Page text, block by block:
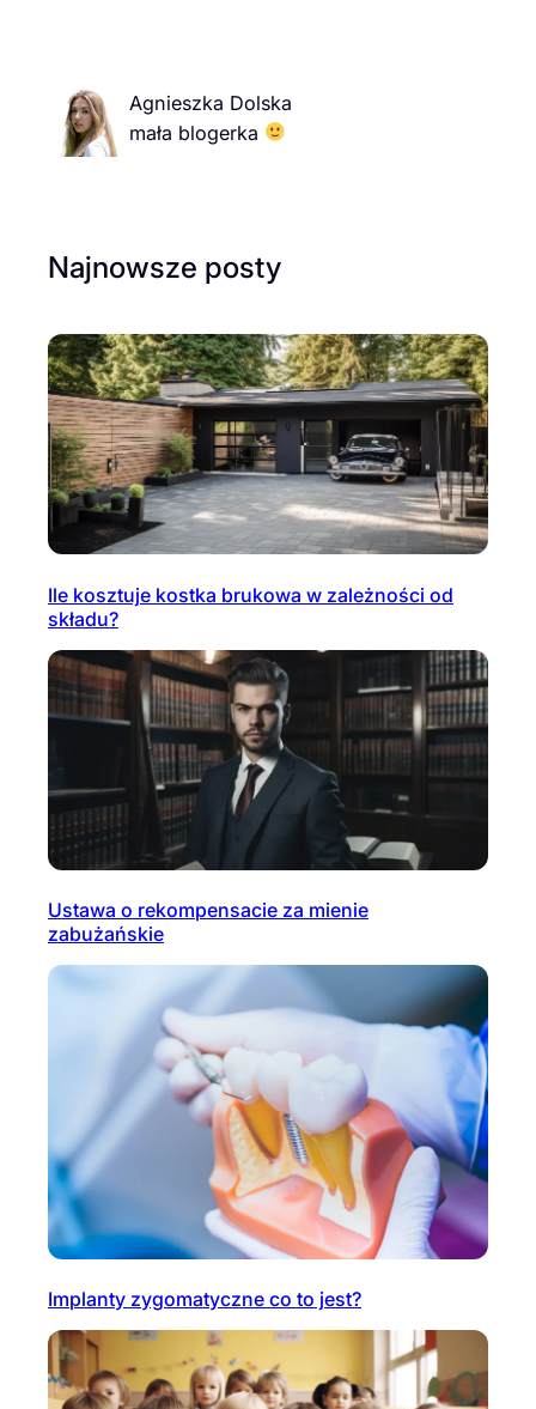
Agnieszka Dolska
mała blogerka
Najnowsze posty
Ile kosztuje kostka brukowa w zależności od
składu?
Ustawa o rekompensacie za mienie
zabużańskie
Implanty zygomatyczne co to jest?